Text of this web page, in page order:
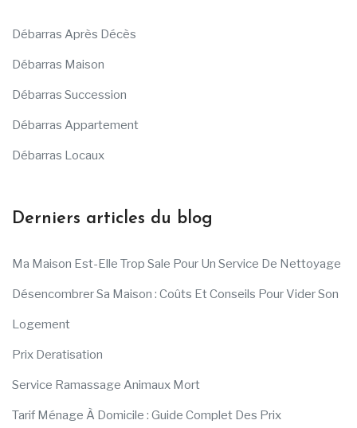
Débarras Après Décès
Débarras Maison
Débarras Succession
Débarras Appartement
Débarras Locaux
Derniers articles du blog
Ma Maison Est-Elle Trop Sale Pour Un Service De Nettoyage
Désencombrer Sa Maison : Coûts Et Conseils Pour Vider Son
Logement
Prix Deratisation
Service Ramassage Animaux Mort
Tarif Ménage À Domicile : Guide Complet Des Prix